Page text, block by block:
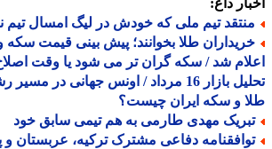
داغ:
تیم ملی که خودش در لیگ امسال تیم
طلا بخوانند؛ پیش بینی قیمت سکه و
شد / سکه گران تر می شود یا وقت اصلاح
تحلیل بازار 16 مرداد / اونس جهانی در مسیر
و سکه ایران چیست؟
مهدی طارمی به هم تیمی سابق خود
دفاعی مشترک ترکیه، عربستان و